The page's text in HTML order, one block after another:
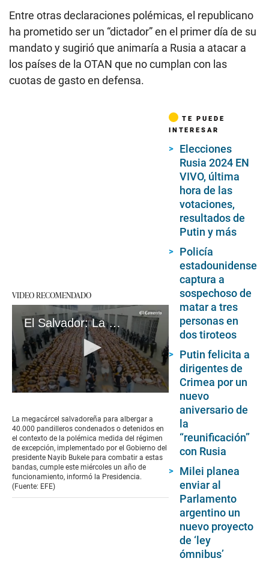
Entre otras declaraciones polémicas, el republicano
ha prometido ser un “dictador” en el primer día de su
mandato y sugirió que animaría a Rusia a atacar a
los países de la OTAN que no cumplan con las
cuotas de gasto en defensa.
VIDEO RECOMENDADO
El Salvador: La megacárcel implementado por Nayib Bukele cumple un año
of
1
minute,
3
seconds
La megacárcel salvadoreña para albergar a
40.000 pandilleros condenados o detenidos en
el contexto de la polémica medida del régimen
de excepción, implementado por el Gobierno del
presidente Nayib Bukele para combatir a estas
bandas, cumple este miércoles un año de
funcionamiento, informó la Presidencia.
(Fuente: EFE)
TE PUEDE
INTERESAR
Elecciones
Rusia 2024 EN
VIVO, última
hora de las
votaciones,
resultados de
Putin y más
Policía
estadounidense
captura a
sospechoso de
matar a tres
personas en
dos tiroteos
Putin felicita a
dirigentes de
Crimea por un
nuevo
aniversario de
la
“reunificación”
con Rusia
Milei planea
enviar al
Parlamento
argentino un
nuevo proyecto
de ‘ley
ómnibus’